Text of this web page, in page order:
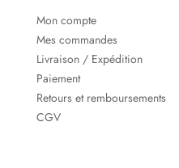
Mon compte
Mes commandes
Livraison / Expédition
Paiement
Retours et remboursements
CGV